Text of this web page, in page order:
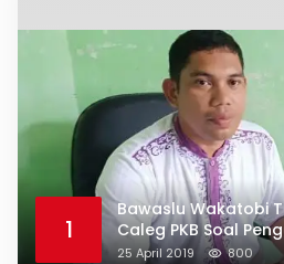
1
Bawaslu Wakatobi
Caleg PKB Soal
25 April 2019 800